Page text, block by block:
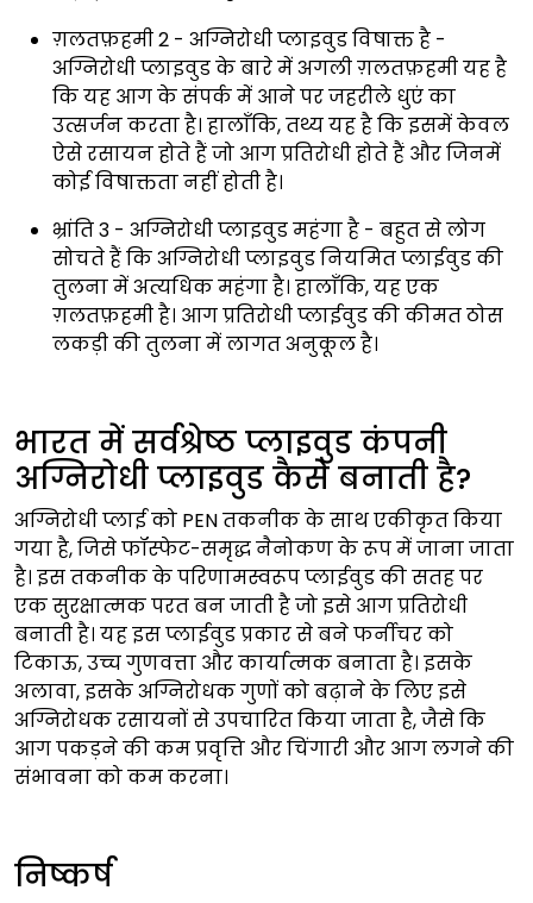
ग़लतफ़हमी 2 - अग्निरोधी प्लाइवुड विषाक्त है -
अग्निरोधी प्लाइवुड के बारे में अगली ग़लतफ़हमी यह है
कि यह आग के संपर्क में आने पर जहरीले धुएं का
उत्सर्जन करता है। हालाँकि, तथ्य यह है कि इसमें केवल
ऐसे रसायन होते हैं जो आग प्रतिरोधी होते हैं और जिनमें
कोई विषाक्तता नहीं होती है।
भ्रांति 3 - अग्निरोधी प्लाइवुड महंगा है - बहुत से लोग
सोचते हैं कि अग्निरोधी प्लाइवुड नियमित प्लाईवुड की
तुलना में अत्यधिक महंगा है। हालाँकि, यह एक
ग़लतफ़हमी है। आग प्रतिरोधी प्लाईवुड की कीमत ठोस
लकड़ी की तुलना में लागत अनुकूल है।
भारत में सर्वश्रेष्ठ प्लाइवुड कंपनी
अग्निरोधी प्लाइवुड कैसे बनाती है?
अग्निरोधी प्लाई को PEN तकनीक के साथ एकीकृत किया
गया है, जिसे फॉस्फेट-समृद्ध नैनोकण के रूप में जाना जाता
है। इस तकनीक के परिणामस्वरूप प्लाईवुड की सतह पर
एक सुरक्षात्मक परत बन जाती है जो इसे आग प्रतिरोधी
बनाती है। यह इस प्लाईवुड प्रकार से बने फर्नीचर को
टिकाऊ, उच्च गुणवत्ता और कार्यात्मक बनाता है। इसके
अलावा, इसके अग्निरोधक गुणों को बढ़ाने के लिए इसे
अग्निरोधक रसायनों से उपचारित किया जाता है, जैसे कि
आग पकड़ने की कम प्रवृत्ति और चिंगारी और आग लगने की
संभावना को कम करना।
निष्कर्ष